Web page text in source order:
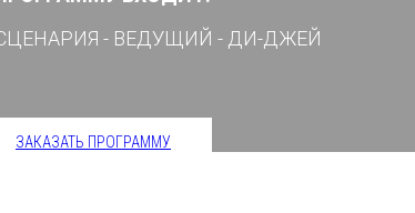
- ВЕДУЩИЙ - ДИ-ДЖЕЙ
ЗАКАЗАТЬ ПРОГРАММУ